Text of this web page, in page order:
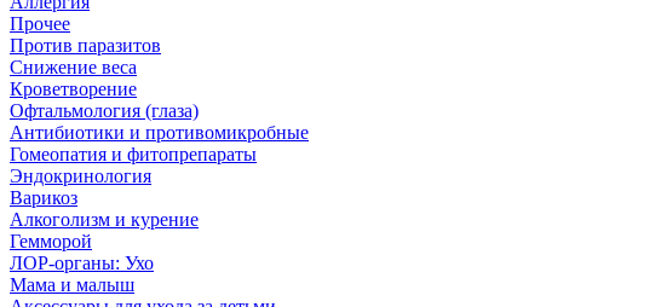
Прочее
Против паразитов
Снижение веса
Кроветворение
Офтальмология (глаза)
Антибиотики и противомикробные
Гомеопатия и фитопрепараты
Эндокринология
Варикоз
Алкоголизм и курение
Гемморой
ЛОР-органы: Ухо
Мама и малыш